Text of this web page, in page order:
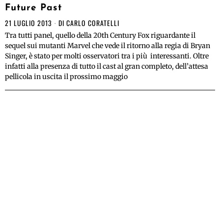
Future Past
21 LUGLIO 2013 DI CARLO CORATELLI
Tra tutti panel, quello della 20th Century Fox riguardante il
sequel sui mutanti Marvel che vede il ritorno alla regia di Bryan
Singer, è stato per molti osservatori tra i più interessanti. Oltre
infatti alla presenza di tutto il cast al gran completo, dell’attesa
pellicola in uscita il prossimo maggio